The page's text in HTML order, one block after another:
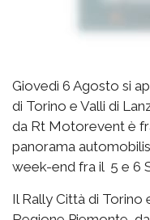
Giovedì 6 Agosto si
di Torino e Valli di
da Rt Motorevent è
panorama
week-end fra il 5 e 6
Il Rally Città di Torino